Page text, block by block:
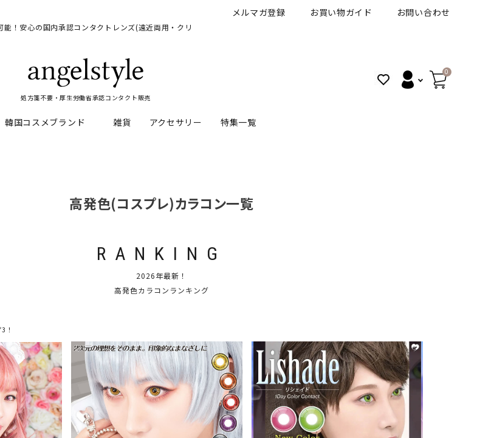
！安心の国内承認コンタクトレンズ(遠近両用・クリ
メルマガ登録 お買い物ガイド お問い合わせ
処方箋不要・厚生労働省承認コンタクト販売
0
韓国コスメブランド
Dr.jart+
雑貨 アクセサリー 特集一覧
UVカットカラコン
メンズカラコン特集
高発色(コスプレ)カラコン一覧
RANKING
2026年最新！
高発色カラコンランキング
！